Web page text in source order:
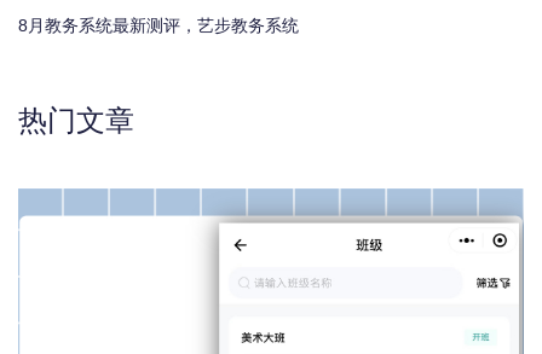
8月教务系统最新测评，艺步教务系统
热门文章